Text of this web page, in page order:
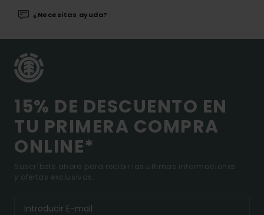
¿Necesitas ayuda?
15% DE DESCUENTO EN
TU PRIMERA COMPRA
ONLINE*
Suscríbete ahora para recibir las ultimas informaciones
y ofertas exclusivas.